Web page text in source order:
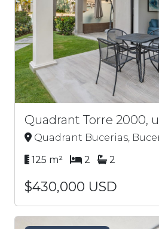
Quadrant Torre 2000,
Quadrant Bucerias,
125 m²
2 2
$430,000 USD